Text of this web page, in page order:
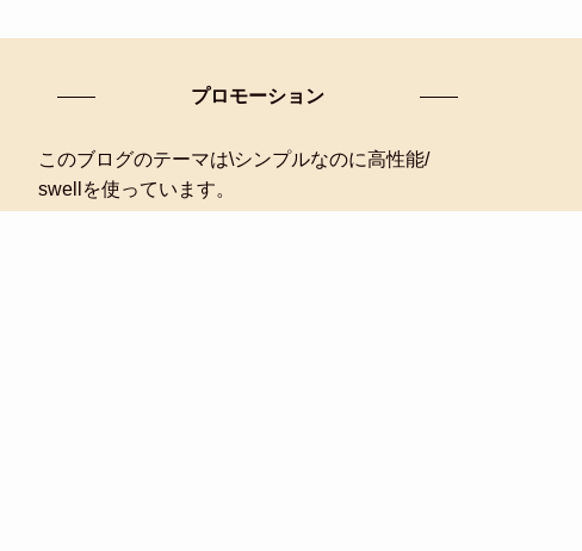
プロモーション
このブログのテーマは\シンプルなのに高性能/
swellを使っています。